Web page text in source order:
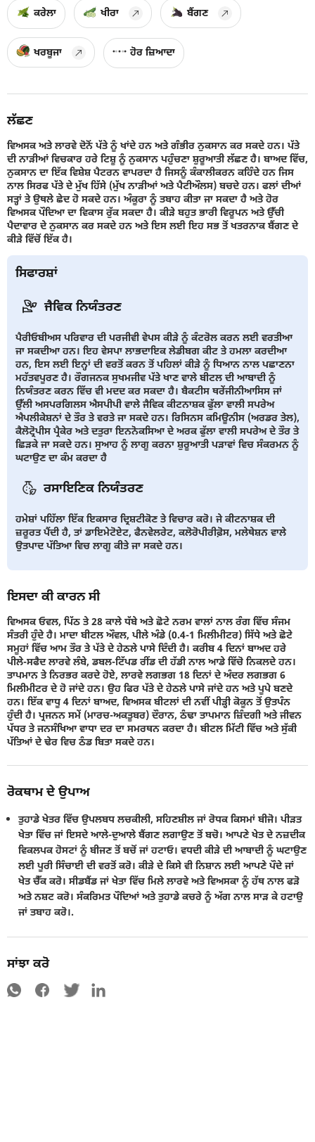
ਕਰੇਲਾ ਖੀਰਾ ਬੈਂਗਣ
ਖਰਬੂਜਾ ਹੋਰ ਜ਼ਿਆਦਾ
ਲੱਛਣ
ਵਿਅਸਕ ਅਤੇ ਲਾਰਵੇ ਦੋਨੋਂ ਪੱਤੇ ਨੂੰ ਖਾਂਦੇ ਹਨ ਅਤੇ ਗੰਭੀਰ ਨੁਕਸਾਨ ਕਰ ਸਕਦੇ ਹਨ। ਪੱਤੇ
ਦੀ ਨਾੜੀਆਂ ਵਿਚਕਾਰ ਹਰੇ ਟਿਸ਼ੂ ਨੂੰ ਨੁਕਸਾਨ ਪਹੁੰਚਣਾ ਸ਼ੁਰੂਆਤੀ ਲੱਛਣ ਹੈ। ਬਾਅਦ ਵਿੱਚ,
ਨੁਕਸਾਨ ਦਾ ਇੱਕ ਵਿਸ਼ੇਸ਼ ਪੈਟਰਨ ਵਾਪਰਦਾ ਹੈ ਜਿਸਨੂੰ ਕੰਕਾਲੀਕਰਨ ਕਹਿੰਦੇ ਹਨ ਜਿਸ
ਨਾਲ ਸਿਰਫ ਪੱਤੇ ਦੇ ਮੁੱਖ ਹਿੱਸੇ (ਮੁੱਖ ਨਾੜੀਆਂ ਅਤੇ ਪੈਟੀਔਲਸ) ਬਚਦੇ ਹਨ। ਫਲਾਂ ਦੀਆਂ
ਸਤ੍ਹਾਂ ਤੇ ਉਥਲੇ ਛੇਦ ਹੋ ਸਕਦੇ ਹਨ। ਅੰਕੂਰਾ ਨੂੰ ਤਬਾਹ ਕੀਤਾ ਜਾ ਸਕਦਾ ਹੈ ਅਤੇ ਹੋਰ
ਵਿਅਸਕ ਪੌਦਿਆ ਦਾ ਵਿਕਾਸ ਰੁੱਕ ਸਕਦਾ ਹੈ। ਕੀੜੇ ਬਹੁਤ ਭਾਰੀ ਵਿਰੂਪਨ ਅਤੇ ਉੱਚੀ
ਪੈਦਾਵਾਰ ਦੇ ਨੁਕਸਾਨ ਕਰ ਸਕਦੇ ਹਨ ਅਤੇ ਇਸ ਲਈ ਇਹ ਸਭ ਤੋਂ ਖਤਰਨਾਕ ਬੈਂਗਣ ਦੇ
ਕੀੜੇ ਵਿੱਚੋਂ ਇੱਕ ਹੈ।
ਸਿਫਾਰਸ਼ਾਂ
ਜੈਵਿਕ ਨਿਯੰਤਰਣ
ਪੈਰੀਓਬੀਅਸ ਪਰਿਵਾਰ ਦੀ ਪਰਜੀਵੀ ਵੇਪਸ ਕੀੜੇ ਨੂੰ ਕੰਟਰੋਲ ਕਰਨ ਲਈ ਵਰਤੀਆ
ਜਾ ਸਕਦੀਆ ਹਨ। ਇਹ ਵੇਸਪਾ ਲਾਭਦਾਇਕ ਲੇਡੀਬਗ ਕੀਟ ਤੇ ਹਮਲਾ ਕਰਦੀਆ
ਹਨ, ਇਸ ਲਈ ਇਨ੍ਹਾਂ ਦੀ ਵਰਤੋਂ ਕਰਨ ਤੋਂ ਪਹਿਲਾਂ ਕੀੜੇ ਨੂੰ ਧਿਆਨ ਨਾਲ ਪਛਾਣਨਾ
ਮਹੱਤਵਪੂਰਣ ਹੈ। ਰੌਗਜਨਕ ਸੁਖਮਜੀਵ ਪੱਤੇ ਖਾਣ ਵਾਲੇ ਬੀਟਲ ਦੀ ਆਬਾਦੀ ਨੂੰ
ਨਿਯੰਤਰਣ ਕਰਨ ਵਿੱਚ ਵੀ ਮਦਦ ਕਰ ਸਕਦਾ ਹੈ। ਬੈਕਟੀਸ ਥਰੇਂਜੀਨੀਆਸਿਸ ਜਾਂ
ਉੱਲੀ ਅਸਪਰਗਿਲਸ ਐਸਪੀਪੀ ਵਾਲੇ ਜੈਵਿਕ ਕੀਟਨਾਸ਼ਕ ਫੁੱਲਾ ਵਾਲੀ ਸਪਰੇਅ
ਐਪਲੀਕੇਸ਼ਨਾਂ ਦੇ ਤੌਰ ਤੇ ਵਰਤੇ ਜਾ ਸਕਦੇ ਹਨ। ਰਿਸਿਨਸ ਕਮਿਊਨੀਸ (ਅਰਡਰ ਤੇਲ),
ਕੈਲੋਟ੍ਰੋਪੀਸ ਪ੍ਰੈਕੇਰ ਅਤੇ ਦਤੁਰਾ ਇਨਨੋਕਸਿਆ ਦੇ ਅਰਕ ਫੁੱਲਾ ਵਾਲੀ ਸਪਰੇਅ ਦੇ ਤੌਰ ਤੇ
ਛਿੜਕੇ ਜਾ ਸਕਦੇ ਹਨ। ਸੁਆਹ ਨੂੰ ਲਾਗੂ ਕਰਨਾ ਸ਼ੁਰੂਆਤੀ ਪੜਾਵਾਂ ਵਿਚ ਸੰਕਰਮਨ ਨੂੰ
ਘਟਾਉਣ ਦਾ ਕੰਮ ਕਰਦਾ ਹੈ
ਰਸਾਇਣਿਕ ਨਿਯੰਤਰਣ
ਹਮੇਸ਼ਾਂ ਪਹਿੱਲਾ ਇੱਕ ਇਕਸਾਰ ਦ੍ਰਿਸ਼ਟੀਕੋਣ ਤੇ ਵਿਚਾਰ ਕਰੋ। ਜੇ ਕੀਟਨਾਸ਼ਕ ਦੀ
ਜ਼ਰੂਰਤ ਪੈਂਦੀ ਹੈ, ਤਾਂ ਡਾਇਮੇਟੋਏਟ, ਫੈਨਵੇਲਰੇਟ, ਕਲੋਰੋਪੀਰੀਫ਼ੋਸ, ਮਲੇਥੇਸ਼ਨ ਵਾਲੇ
ਉਤਪਾਦ ਪੱਤਿਆ ਵਿਚ ਲਾਗੂ ਕੀਤੇ ਜਾ ਸਕਦੇ ਹਨ।
ਇਸਦਾ ਕੀ ਕਾਰਨ ਸੀ
ਵਿਅਸਕ ਓਵਲ, ਪਿੱਠ ਤੇ 28 ਕਾਲੇ ਧੱਬੇ ਅਤੇ ਛੋਟੇ ਨਰਮ ਵਾਲਾਂ ਨਾਲ ਰੰਗ ਵਿੱਚ ਸੰਜਮ
ਸੰਤਰੀ ਹੁੰਦੇ ਹੈ। ਮਾਦਾ ਬੀਟਲ ਔਵਲ, ਪੀਲੇ ਅੰਡੇ (0.4-1 ਮਿਲੀਮੀਟਰ) ਸਿੱਧੇ ਅਤੇ ਛੋਟੇ
ਸਮੂਹਾਂ ਵਿੱਚ ਆਮ ਤੌਰ ਤੇ ਪੱਤੇ ਦੇ ਹੇਠਲੇ ਪਾਸੇ ਦਿੰਦੀ ਹੈ। ਕਰੀਬ 4 ਦਿਨਾਂ ਬਾਅਦ ਹਰੇ
ਪੀਲੇ-ਸਫੈਦ ਲਾਰਵੇ ਲੰਬੇ, ਡਬਲ-ਟਿੱਪਡ ਰੀਂਡ ਦੀ ਹੱਡੀ ਨਾਲ ਆਡੇ ਵਿੱਚੋ ਨਿਕਲਦੇ ਹਨ।
ਤਾਪਮਾਨ ਤੇ ਨਿਰਭਰ ਕਰਦੇ ਹੋਏ, ਲਾਰਵੇ ਲਗਭਗ 18 ਦਿਨਾਂ ਦੇ ਅੰਦਰ ਲਗਭਗ 6
ਮਿਲੀਮੀਟਰ ਦੇ ਹੋ ਜਾਂਦੇ ਹਨ। ਉਹ ਫਿਰ ਪੱਤੇ ਦੇ ਹੇਠਲੇ ਪਾਸੇ ਜਾਂਦੇ ਹਨ ਅਤੇ ਪੂਪੇ ਬਣਦੇ
ਹਨ। ਇੱਕ ਵਾਧੂ 4 ਦਿਨਾਂ ਬਾਅਦ, ਵਿਅਸਕ ਬੀਟਲਾਂ ਦੀ ਨਵੀਂ ਪੀੜ੍ਹੀ ਕੋਕੂਨ ਤੋਂ ਉਤਪੰਨ
ਹੁੰਦੀ ਹੈ। ਪ੍ਰਜਨਨ ਸਮੇਂ (ਮਾਰਚ-ਅਕਤੂਬਰ) ਦੌਰਾਨ, ਠੰਢਾ ਤਾਪਮਾਨ ਜ਼ਿੰਦਗੀ ਅਤੇ ਜੀਵਨ
ਪੱਧਰ ਤੇ ਜਨਸੰਖਿਆ ਵਾਧਾ ਦਰ ਦਾ ਸਮਰਥਨ ਕਰਦਾ ਹੈ। ਬੀਟਲ ਮਿੱਟੀ ਵਿੱਚ ਅਤੇ ਸੁੱਕੀ
ਪੱਤਿਆਂ ਦੇ ਢੇਰ ਵਿਚ ਠੰਡ ਬਿਤਾ ਸਕਦੇ ਹਨ।
ਰੋਕਥਾਮ ਦੇ ਉਪਾਅ
ਤੁਹਾਡੇ ਖੇਤਰ ਵਿੱਚ ਉਪਲਬਧ ਲਚਕੀਲੀ, ਸਹਿਣਸ਼ੀਲ ਜਾਂ ਰੋਧਕ ਕਿਸਮਾਂ ਬੀਜੋ। ਪੀੜਤ
ਖੇਤਾ ਵਿੱਚ ਜਾਂ ਇਸਦੇ ਆਲੇ-ਦੁਆਲੇ ਬੈਂਗਣ ਲਗਾਉਣ ਤੋਂ ਬਚੋ। ਆਪਣੇ ਖੇਤ ਦੇ ਨਜ਼ਦੀਕ
ਵਿਕਲਪਕ ਹੋਸਟਾਂ ਨੂੰ ਬੀਜਣ ਤੋਂ ਬਚੋਂ ਜਾਂ ਹਟਾਓ। ਵਧਦੀ ਕੀੜੇ ਦੀ ਆਬਾਦੀ ਨੂੰ ਘਟਾਉਣ
ਲਈ ਪੂਰੀ ਸਿੰਚਾਈ ਦੀ ਵਰਤੋਂ ਕਰੋ। ਕੀੜੇ ਦੇ ਕਿਸੇ ਵੀ ਨਿਸ਼ਾਨ ਲਈ ਆਪਣੇ ਪੌਦੇ ਜਾਂ
ਖੇਤ ਚੈੱਕ ਕਰੋ। ਸੀਡਬੈਂਡ ਜਾਂ ਖੇਤਾ ਵਿੱਚ ਮਿਲੇ ਲਾਰਵੇ ਅਤੇ ਵਿਅਸਕਾ ਨੂੰ ਹੱਥ ਨਾਲ ਫੜੋ
ਅਤੇ ਨਸ਼ਟ ਕਰੋ। ਸੰਕਰਿਮਤ ਪੌਦਿਆਂ ਅਤੇ ਤੁਹਾਡੇ ਕਚਰੇ ਨੂੰ ਅੱਗ ਨਾਲ ਸਾੜ ਕੇ ਹਟਾਉ
ਜਾਂ ਤਬਾਹ ਕਰੋ।.
ਸਾਂਝਾ ਕਰੋ